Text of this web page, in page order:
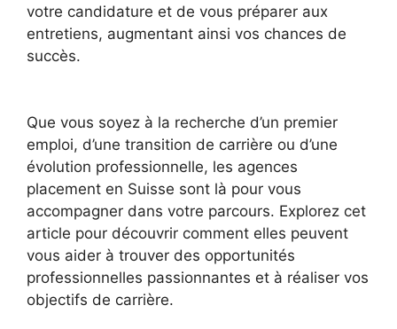
votre candidature et de vous préparer aux
entretiens, augmentant ainsi vos chances de
succès.
Que vous soyez à la recherche d’un premier
emploi, d’une transition de carrière ou d’une
évolution professionnelle, les agences
placement en Suisse sont là pour vous
accompagner dans votre parcours. Explorez cet
article pour découvrir comment elles peuvent
vous aider à trouver des opportunités
professionnelles passionnantes et à réaliser vos
objectifs de carrière.